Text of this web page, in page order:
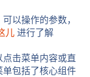
以操作的参数，
儿 进行了解
击菜单内容或直
包括了核心组件